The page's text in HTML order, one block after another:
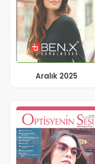
Aralık 2025